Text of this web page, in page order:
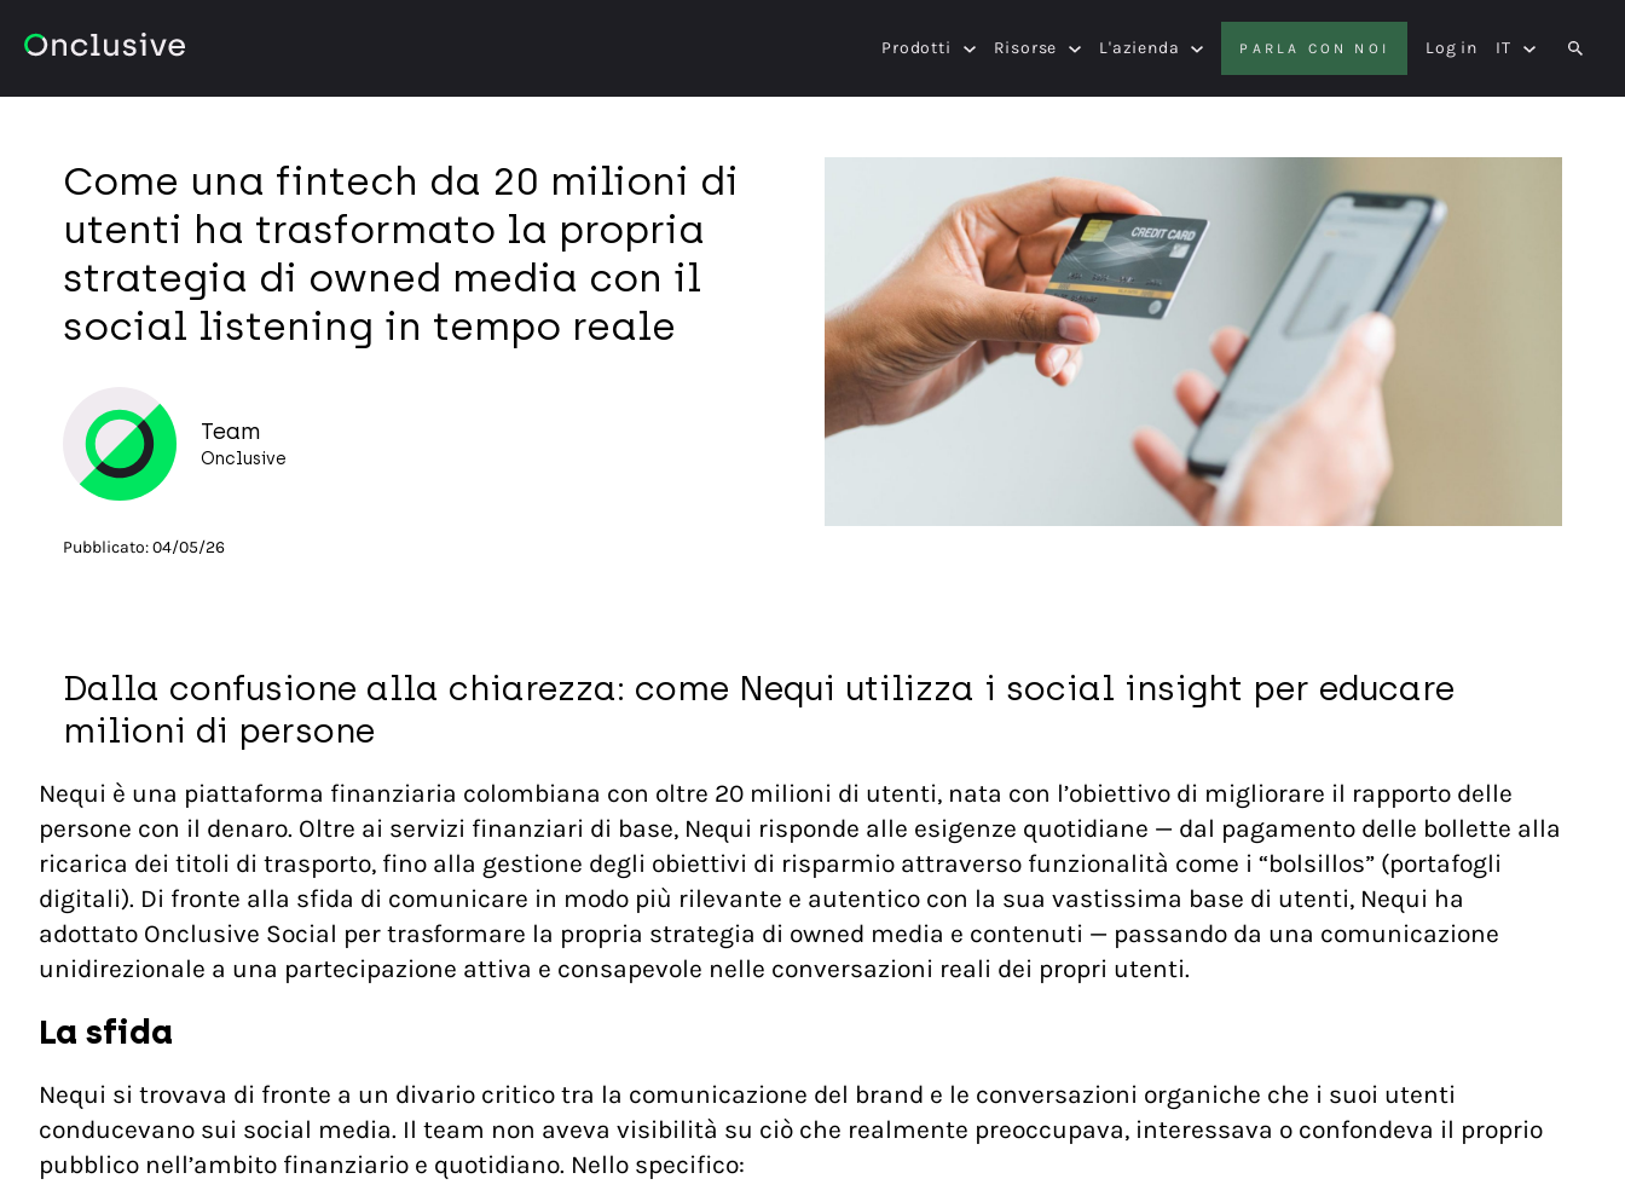
Prodotti Risorse L'azienda PARLA CON NOI Log in IT
Come una fintech da 20 milioni di
utenti ha trasformato la propria
strategia di owned media con il
social listening in tempo reale
Team
Onclusive
Pubblicato:04/05/26
Dalla confusione alla chiarezza: come Nequi utilizza i social insight per educare
milioni di persone
Nequi è una piattaforma finanziaria colombiana con oltre 20 milioni di utenti, nata con l’obiettivo di migliorare il rapporto delle
persone con il denaro. Oltre ai servizi finanziari di base, Nequi risponde alle esigenze quotidiane — dal pagamento delle bollette alla
ricarica dei titoli di trasporto, fino alla gestione degli obiettivi di risparmio attraverso funzionalità come i “bolsillos” (portafogli
digitali). Di fronte alla sfida di comunicare in modo più rilevante e autentico con la sua vastissima base di utenti, Nequi ha
adottato Onclusive Social per trasformare la propria strategia di owned media e contenuti — passando da una comunicazione
unidirezionale a una partecipazione attiva e consapevole nelle conversazioni reali dei propri utenti.
La sfida
Nequi si trovava di fronte a un divario critico tra la comunicazione del brand e le conversazioni organiche che i suoi utenti
conducevano sui social media. Il team non aveva visibilità su ciò che realmente preoccupava, interessava o confondeva il proprio
pubblico nell’ambito finanziario e quotidiano. Nello specifico: